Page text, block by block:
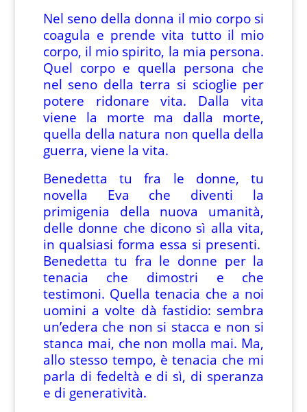
Nel seno della donna il mio corpo si
coagula e prende vita tutto il mio
corpo, il mio spirito, la mia persona.
Quel corpo e quella persona che
nel seno della terra si scioglie per
potere ridonare vita. Dalla vita
viene la morte ma dalla morte,
quella della natura non quella della
guerra, viene la vita.
Benedetta tu fra le donne, tu
novella Eva che diventi la
primigenia della nuova umanità,
delle donne che dicono sì alla vita,
in qualsiasi forma essa si presenti.
Benedetta tu fra le donne per la
tenacia che dimostri e che
testimoni. Quella tenacia che a noi
uomini a volte dà fastidio: sembra
un’edera che non si stacca e non si
stanca mai, che non molla mai. Ma,
allo stesso tempo, è tenacia che mi
parla di fedeltà e di sì, di speranza
e di generatività.